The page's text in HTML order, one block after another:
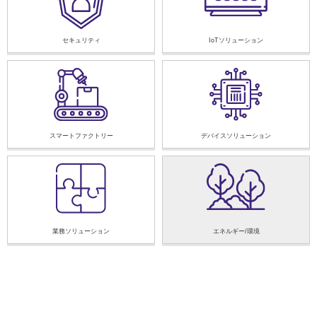
セキュリティ IoTソリューション
スマートファクトリー デバイスソリューション
業務ソリューション エネルギー/環境